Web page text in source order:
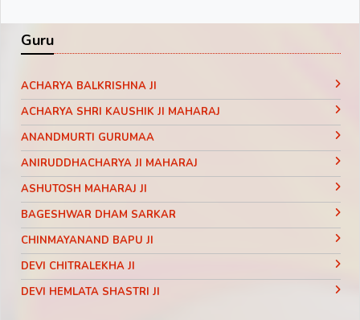
Guru
ACHARYA BALKRISHNA JI
ACHARYA SHRI KAUSHIK JI MAHARAJ
ANANDMURTI GURUMAA
ANIRUDDHACHARYA JI MAHARAJ
ASHUTOSH MAHARAJ JI
BAGESHWAR DHAM SARKAR
CHINMAYANAND BAPU JI
DEVI CHITRALEKHA JI
DEVI HEMLATA SHASTRI JI